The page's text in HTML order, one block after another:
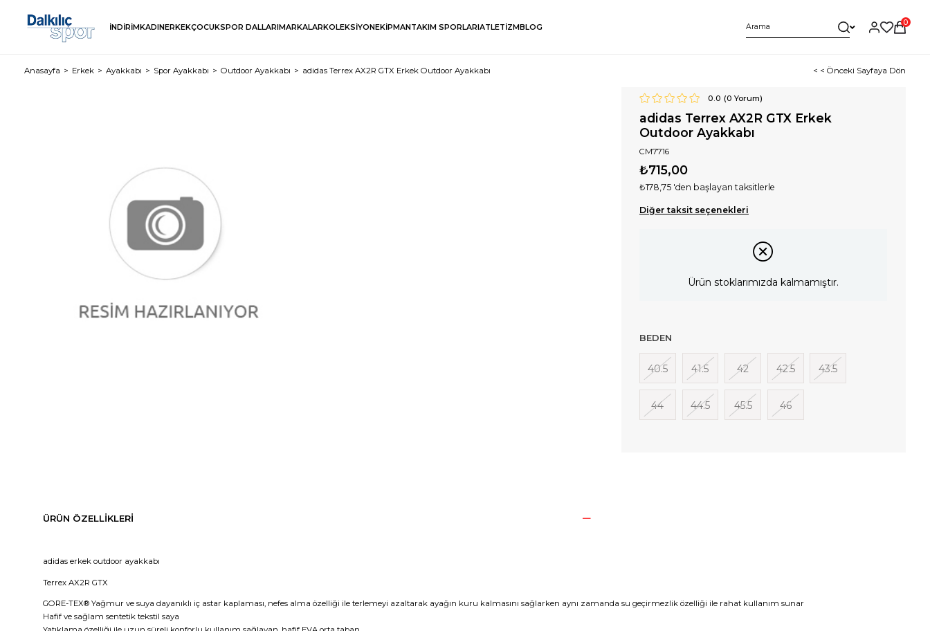
İNDİRİMKADINERKEKÇOCUKSPOR DALLARIMARKALARKOLEKSİYONEKİPMANTAKIM SPORLARIATLETİZMBLOG
0
Anasayfa Erkek Ayakkabı Spor Ayakkabı Outdoor Ayakkabı adidas Terrex AX2R GTX Erkek Outdoor Ayakkabı < < Önceki Sayfaya Dön
0.0 (0 Yorum)
adidas Terrex AX2R GTX Erkek
Outdoor Ayakkabı
CM7716
₺715,00
₺178,75 'den başlayan taksitlerle
Diğer taksit seçenekleri
Ürün stoklarımızda kalmamıştır.
BEDEN
40.5 41.5 42 42.5 43.5
44 44.5 45.5 46
ÜRÜN ÖZELLIKLERI
adidas erkek outdoor ayakkabı
Terrex AX2R GTX
GORE-TEX® Yağmur ve suya dayanıklı iç astar kaplaması, nefes alma özelliği ile terlemeyi azaltarak ayağın kuru kalmasını sağlarken aynı zamanda su geçirmezlik özelliği ile rahat kullanım sunar
Hafif ve sağlam sentetik tekstil saya